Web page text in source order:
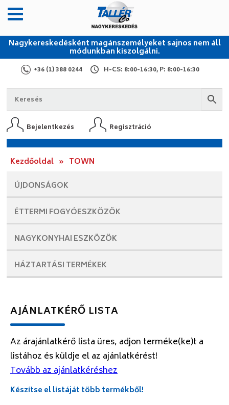
Nagykereskedésként magánszemélyeket sajnos nem áll
módunkban kiszolgálni.
+36 (1) 388 0244 H-CS: 8:00-16:30, P: 8:00-16:30
Bejelentkezés Regisztráció
Kezdőoldal » TOWN
ÚJDONSÁGOK
ÉTTERMI FOGYÓESZKÖZÖK
NAGYKONYHAI ESZKÖZÖK
HÁZTARTÁSI TERMÉKEK
AJÁNLATKÉRŐ LISTA
Az árajánlatkérő lista üres, adjon terméke(ke)t a
listához és küldje el az ajánlatkérést!
Tovább az ajánlatkéréshez
Készítse el listáját több termékből!